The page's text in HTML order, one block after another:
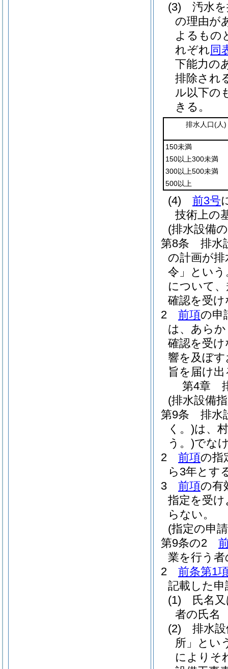
(3)
汚水
の理由が
よるもの
れぞれ同
下能力の
排除され
ル以下の
きる。
排水人口(人)
150未満
150以上300未満
300以上500未満
500以上
(4) 前3号
技術上の
(排水設備
第8条
排水
の計画が
令」という
について
確認を受
2
前項の申
は、あら
確認を受
響を及ぼ
旨を届け
第4章
(排水設備
第9条
排水
く。)は、
う。)でな
2
前項の指
ら3年とす
3
前項の有
指定を受
らない。
(指定の申
第9条の2
業を行う
2
前条第1
記載した
(1)
氏名
者の氏名
(2)
排水
所」とい
によりそ